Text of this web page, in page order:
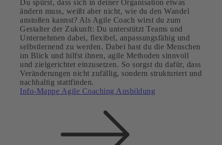
Du spürst, dass sich in deiner Organisation etwas
ändern muss, weißt aber nicht, wie du den Wandel
anstoßen kannst? Als Agile Coach wirst du zum
Gestalter der Zukunft: Du unterstützt Teams und
Unternehmen dabei, flexibel, anpassungsfähig und
selbstlernend zu werden. Dabei hast du die Menschen
im Blick und hilfst ihnen, agile Methoden sinnvoll
und zielgerichtet einzusetzen. So sorgst du dafür, dass
Veränderungen nicht zufällig, sondern strukturiert und
nachhaltig stattfinden.
Info-Mappe Agile Coaching Ausbildung